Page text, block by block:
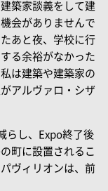
築家談義をして建
会がありませんで
あと夜、学校に行
る余裕がなかった
は建築や建築家の
アルヴァロ・シザ
らし、
Expo終了後
町に設置されるこ
ヴィリオンは、前